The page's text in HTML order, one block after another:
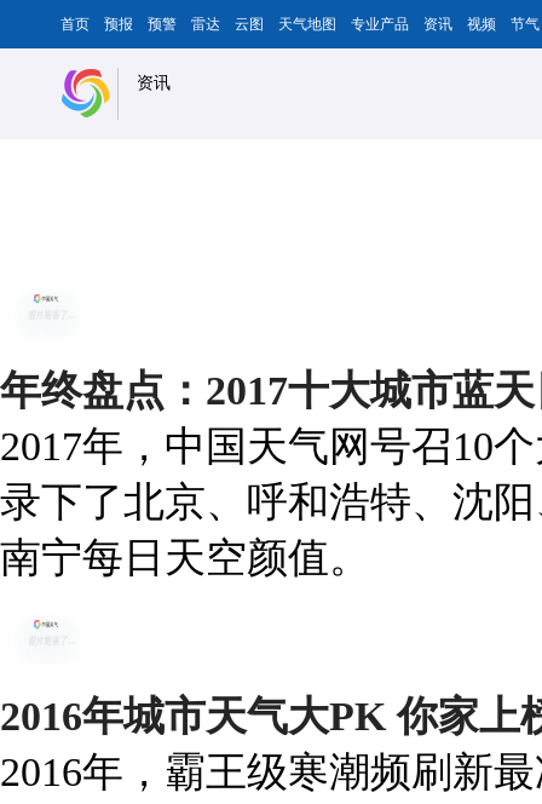
首页 预报 预警 雷达 云图 天气地图 专业产品 资讯 视频 节气
资讯
年终盘点：2017十大城市蓝
2017年，中国天气网号召10
录下了北京、呼和浩特、沈
南宁每日天空颜值。
2016年城市天气大PK 你家上
2016年，霸王级寒潮频刷新